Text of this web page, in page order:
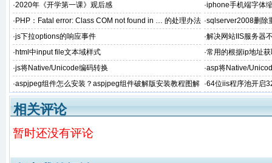
·2020年《开学第一课》观后感 ·iphone手机端字体
· PHP：Fatal error: Class COM not found in … 的处理办法 ·sqlserver2008删除
·js下拉options的响应事件 ·解决网站IIS服务器
·html中input file文本域样式 ·常用的根据ip地址
·js将Native/Unicode编码转换 ·asp将Native/
·aspjpeg组件怎么安装？aspjpeg组件破解版安装教程图解
(附下载)
·64位iis程序池开启
相关评论
暂时还没有评论